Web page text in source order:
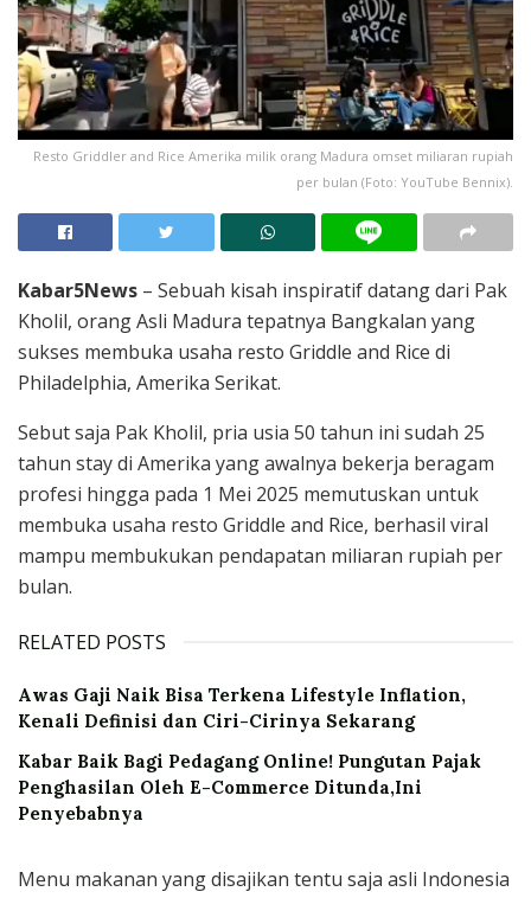
Resto Griddler and Rice Amerika milik orang Madura omset miliaran rupiah
per bulan (Foto: YouTube Bennix).
Kabar5News – Sebuah kisah inspiratif datang dari Pak
Kholil, orang Asli Madura tepatnya Bangkalan yang
sukses membuka usaha resto Griddle and Rice di
Philadelphia, Amerika Serikat.
Sebut saja Pak Kholil, pria usia 50 tahun ini sudah 25
tahun stay di Amerika yang awalnya bekerja beragam
profesi hingga pada 1 Mei 2025 memutuskan untuk
membuka usaha resto Griddle and Rice, berhasil viral
mampu membukukan pendapatan miliaran rupiah per
bulan.
RELATED POSTS
Awas Gaji Naik Bisa Terkena Lifestyle Inflation,
Kenali Definisi dan Ciri-Cirinya Sekarang
Kabar Baik Bagi Pedagang Online! Pungutan Pajak
Penghasilan Oleh E-Commerce Ditunda,Ini
Penyebabnya
Menu makanan yang disajikan tentu saja asli Indonesia